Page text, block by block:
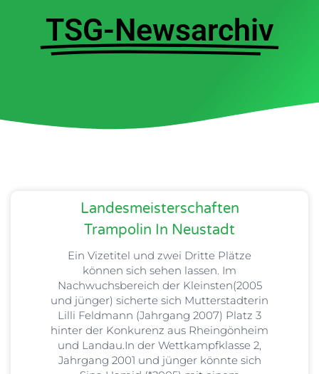
TSG-Newsarchiv
Landesmeisterschaften
Trampolin In Neustadt
Ein Vizetitel und zwei Dritte Plätze
können sich sehen lassen. Im
Nachwuchsbereich der Kleinsten(2005
und jünger) sicherte sich Mutterstadterin
Lilli Feldmann (Jahrgang 2007) Platz 3
hinter der Konkurenz aus Rheingönheim
und Landau.In der Wettkampfklasse 2,
Jahrgang 2001 und jünger könnte sich